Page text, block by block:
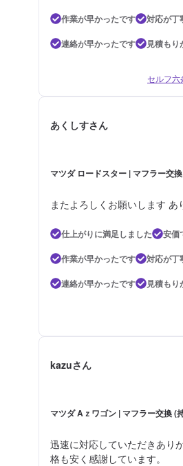
作業が早かったです
対応が丁
連絡が早かったです
見積もり
セルフ六
あくしすさん
マツダ ロードスター | マフラー交
またよろしくお願いします あ
仕上がりに満足しました
安価
作業が早かったです
対応が丁
連絡が早かったです
見積もり
kazuさん
マツダ Aｚワゴン | マフラー交換 (
迅速に対応していただきあり
格も安く感謝しています。